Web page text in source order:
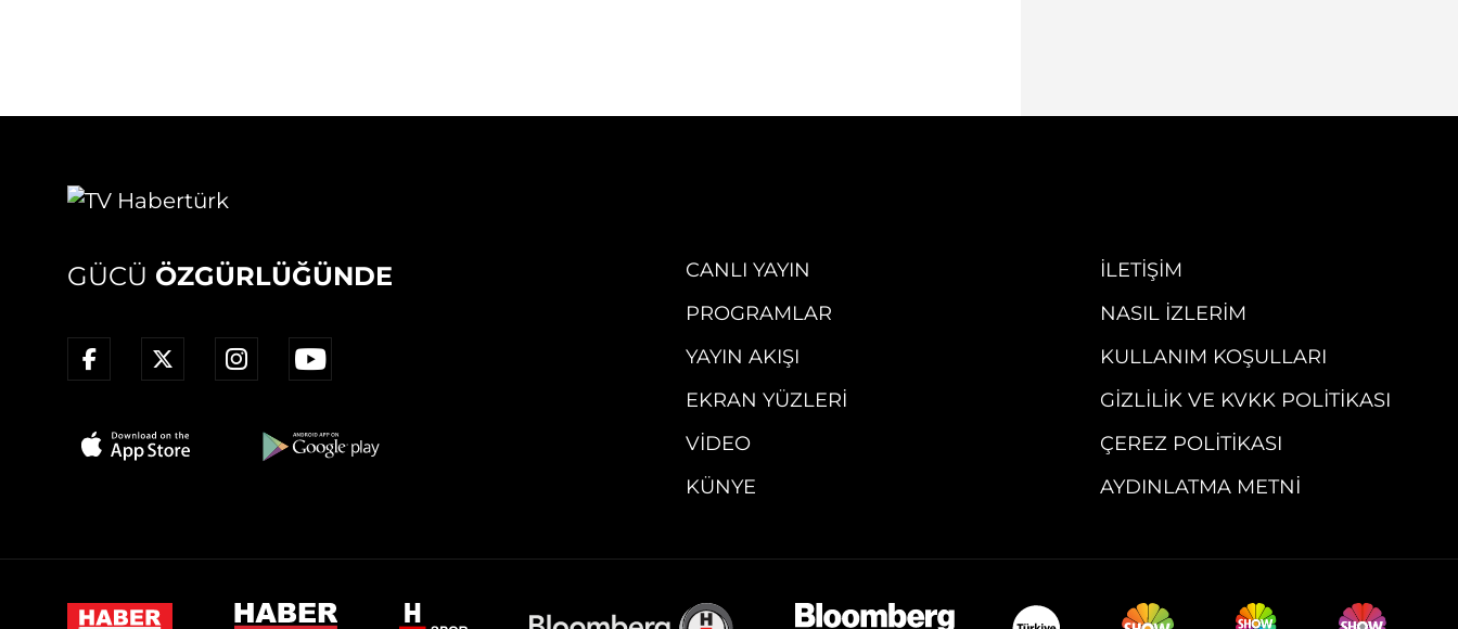
GÜCÜ ÖZGÜRLÜĞÜNDE
CANLI YAYIN
PROGRAMLAR
YAYIN AKIŞI
EKRAN YÜZLERI
VIDEO
KÜNYE
İLETIŞIM
NASIL İZLERIM
KULLANIM KOŞULLARI
GIZLILIK VE KVKK POLITIKASI
ÇEREZ POLITIKASI
AYDINLATMA METNI